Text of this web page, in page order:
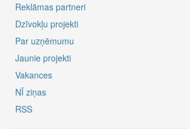
Reklāmas partneri
Dzīvokļu projekti
Par uzņēmumu
Jaunie projekti
Vakances
NĪ ziņas
RSS